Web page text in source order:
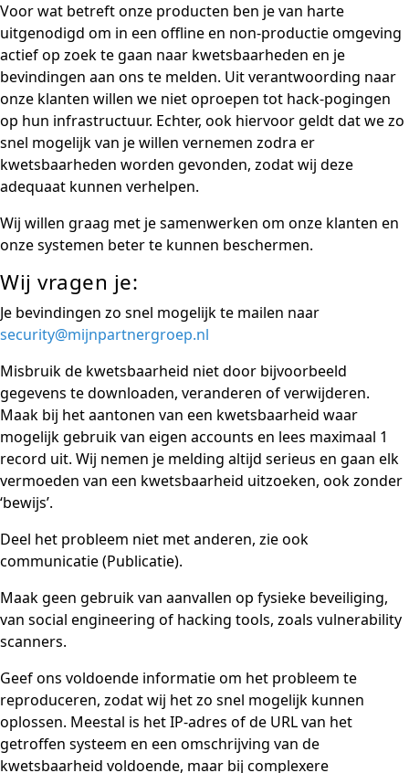
Voor wat betreft onze producten ben je van harte
uitgenodigd om in een offline en non-productie omgeving
actief op zoek te gaan naar kwetsbaarheden en je
bevindingen aan ons te melden. Uit verantwoording naar
onze klanten willen we niet oproepen tot hack-pogingen
op hun infrastructuur. Echter, ook hiervoor geldt dat we zo
snel mogelijk van je willen vernemen zodra er
kwetsbaarheden worden gevonden, zodat wij deze
adequaat kunnen verhelpen.
Wij willen graag met je samenwerken om onze klanten en
onze systemen beter te kunnen beschermen.
Wij vragen je:
Je bevindingen zo snel mogelijk te mailen naar
security@mijnpartnergroep.nl
Misbruik de kwetsbaarheid niet door bijvoorbeeld
gegevens te downloaden, veranderen of verwijderen.
Maak bij het aantonen van een kwetsbaarheid waar
mogelijk gebruik van eigen accounts en lees maximaal 1
record uit. Wij nemen je melding altijd serieus en gaan elk
vermoeden van een kwetsbaarheid uitzoeken, ook zonder
‘bewijs’.
Deel het probleem niet met anderen, zie ook
communicatie (Publicatie).
Maak geen gebruik van aanvallen op fysieke beveiliging,
van social engineering of hacking tools, zoals vulnerability
scanners.
Geef ons voldoende informatie om het probleem te
reproduceren, zodat wij het zo snel mogelijk kunnen
oplossen. Meestal is het IP-adres of de URL van het
getroffen systeem en een omschrijving van de
kwetsbaarheid voldoende, maar bij complexere